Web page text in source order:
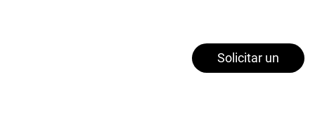
Solicitar un